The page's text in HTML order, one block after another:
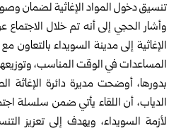
تنسيق دخول المواد الإغاثية لضمان
وأشار الحجي إلى أنه تم خلال
الإغاثية إلى مدينة السويداء
المساعدات في الوقت المناسب،
بدورها، أوضحت مديرة دائرة الإغاثة
الدياب، أن اللقاء يأتي ضمن سلسلة
لأزمة السويداء، ويهدف إلى تعزيز